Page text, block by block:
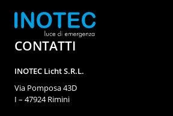
CONTATTI
INOTEC Licht S.R.L.
Via Pomposa 43D
I – 47924 Rimini